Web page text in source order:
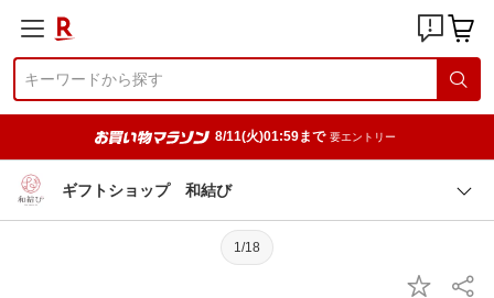
8/11(火)01:59まで 要エントリー
ギフトショップ 和結び
1/18